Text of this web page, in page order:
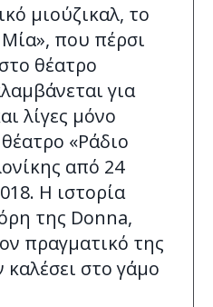
μιούζικαλ, το
που πέρσι
θέατρο
για
λίγες μόνο
«Ράδιο
από 24
Η ιστορία
της Donna,
πραγματικό της
καλέσει στο γάμο